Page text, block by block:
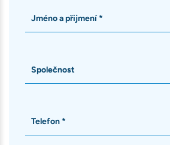
Jméno a přijmení *
Společnost
Telefon *